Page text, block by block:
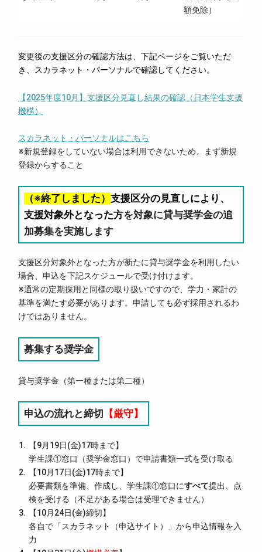
額免除）
変更後の支援区分の確認方法は、下記ページをご覧いただ
き、スカラネット・パーソナルで確認してください。
【2025年度10月】支援区分見直し結果の確認（日本学生支援
機構）
スカラネット・パーソナルはこちら
※新規登録をしていない場合は利用できないため、まず新規
登録からすること
（※終了しました）支援区分の見直しにより、
支援対象外となった方を対象に貸与奨学金の追
加募集を実施します
支援区分対象外となった方が新たに貸与奨学金を利用したい
場合、申込を下記スケジュールで受け付けます。
※通常の定期採用と同様の取り扱いですので、学力・家計の
基準を満たす必要があります。申請しても必ず採用されるわ
けではありません。
募集する奨学金
貸与奨学金（第一種または第二種）
申込の流れと締切 【厳守】
【9月19日(金)17時まで】
学生課①窓口（奨学金窓口）で申請書類一式を受け取る
【10月17日(金)17時まで】
必要書類を準備、作成し、学生課①窓口にすべて提出、点
検を受ける（不足がある場合は受理できません）
【10月24日(金)締切】
各自で「スカラネット（申込サイト）」から申込情報を入
力